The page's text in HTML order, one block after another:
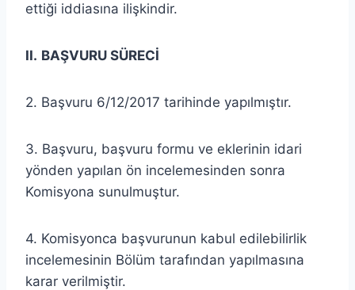
ettiği iddiasına ilişkindir.
II. BAŞVURU SÜRECİ
2. Başvuru 6/12/2017 tarihinde yapılmıştır.
3. Başvuru, başvuru formu ve eklerinin idari
yönden yapılan ön incelemesinden sonra
Komisyona sunulmuştur.
4. Komisyonca başvurunun kabul edilebilirlik
incelemesinin Bölüm tarafından yapılmasına
karar verilmiştir.